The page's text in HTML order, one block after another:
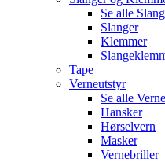
Se alle
Slanger
Klemmer
Tape
Verneutstyr
Se alle
Hansker
Hørselvern
Masker
Vernebriller